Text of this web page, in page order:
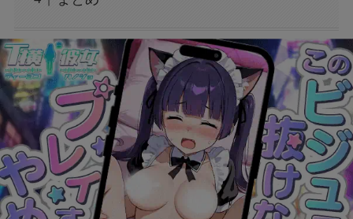
BeReal 無制限はいつまで？終わりはいつな
の？注意事項についても
ドラえもんの重複掲載問題って何？コロコロコ
ミックの間違いを調査
モンストナルトコラボは引いたほうがいい？性
能評価を比較して検証！